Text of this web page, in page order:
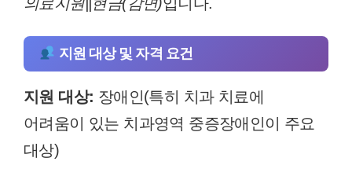
지원 대상 및 자격 요건
지원 대상: 장애인(특히 치과 치료에
어려움이 있는 치과영역 중증장애인이 주요
대상)